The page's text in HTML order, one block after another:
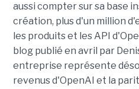
aussi compter sur sa base
création, plus d'un million
les produits et les API
blog publié en avril par
entreprise représente
revenus d'OpenAI et la